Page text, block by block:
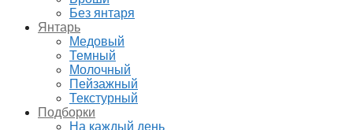
Без янтаря
Янтарь
Медовый
Темный
Молочный
Пейзажный
Текстурный
Подборки
На каждый день